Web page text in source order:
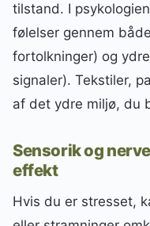
tilstand. I
følelser gennem
fortolkninger) og
signaler). Tekstiler,
af det ydre miljø, du
Sensorik og
effekt
Hvis du er stresset,